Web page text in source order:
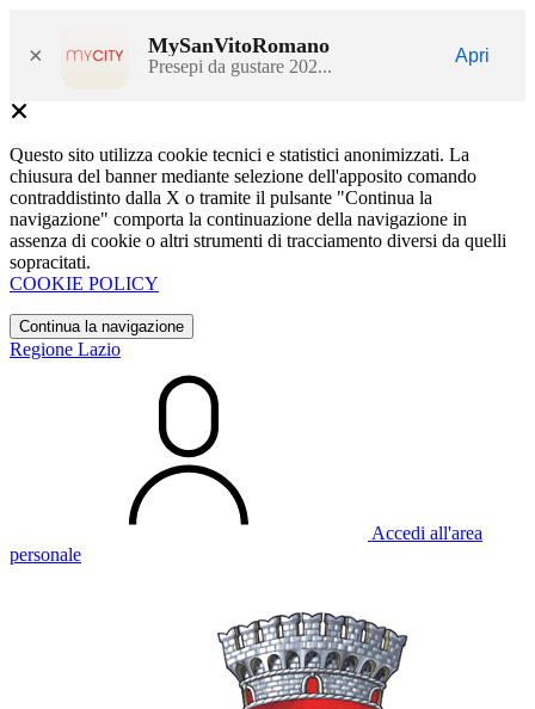
× MySanVitoRomano
Presepi da gustare 202...
Apri
Questo sito utilizza cookie tecnici e statistici anonimizzati. La
chiusura del banner mediante selezione dell'apposito comando
contraddistinto dalla X o tramite il pulsante "Continua la
navigazione" comporta la continuazione della navigazione in
assenza di cookie o altri strumenti di tracciamento diversi da quelli
sopracitati.
COOKIE POLICY
Continua la navigazione
Regione Lazio
Accedi all'area
personale